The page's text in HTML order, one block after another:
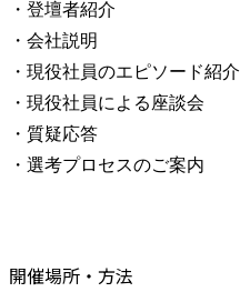
・登壇者紹介
・会社説明
・現役社員のエピソード紹介
・現役社員による座談会
・質疑応答
・選考プロセスのご案内
開催場所・方法